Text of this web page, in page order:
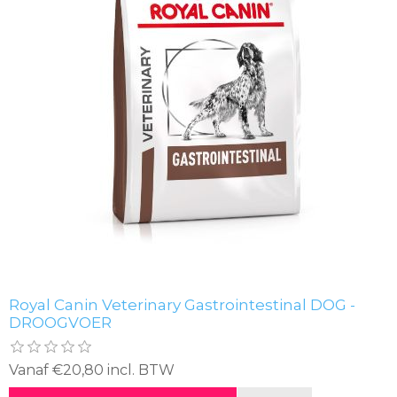
Royal Canin Veterinary Gastrointestinal DOG -
DROOGVOER
Vanaf €20,80 incl. BTW